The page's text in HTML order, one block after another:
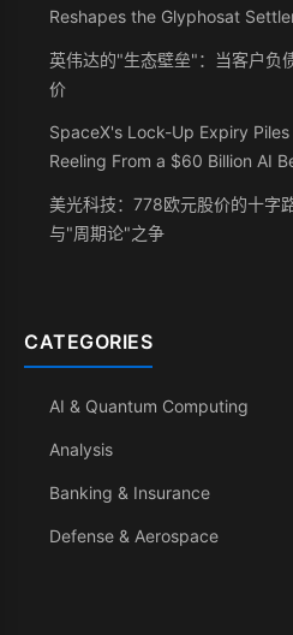
Reshapes the Glyphosat
英伟达的"生态壁垒"：当客户负
价
SpaceX's Lock-Up Expiry
Reeling From a $60 Billion AI
美光科技：778欧元股价的十
与"周期论"之争
CATEGORIES
AI & Quantum Computing
Analysis
Banking & Insurance
Defense & Aerospace